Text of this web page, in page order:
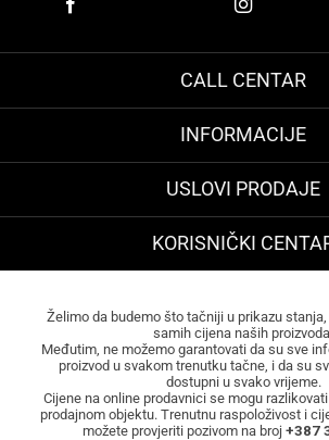
CALL CENTAR
INFORMACIJE
USLOVI PRODAJE
KORISNIČKI
Želimo da budemo što tačniji u prikazu
samih cijena naših
Međutim, ne možemo garantovati da su sve
proizvod u svakom trenutku tačne, i da su
dostupni u svako vrijeme.
Cijene na online prodavnici se mogu
prodajnom objektu. Trenutnu raspoloživost i
možete provjeriti pozivom na broj +387